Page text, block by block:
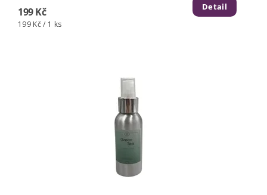
199 Kč
199 Kč / 1 ks
Detail